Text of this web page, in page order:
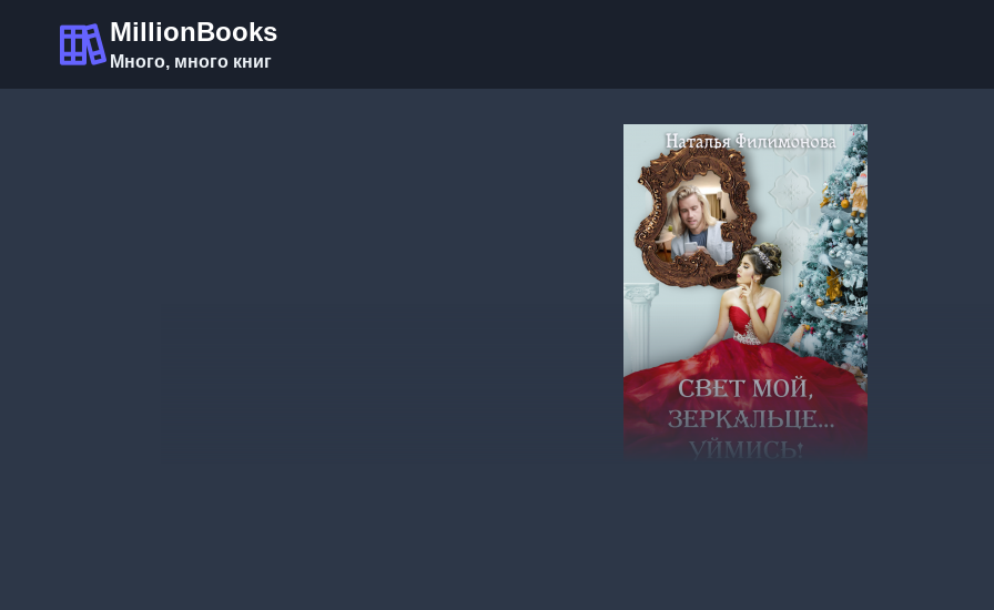
содержимому
MillionBooks
Много, много книг